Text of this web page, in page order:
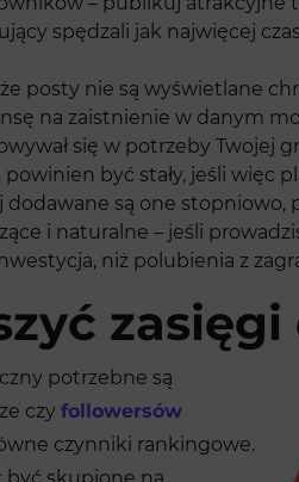
spędzali jak najwięcej
posty nie są wyświetlane
na zaistnienie w danym
się w potrzeby Twojej
być stały, jeśli więc
są one stopniowo,
i naturalne – jeśli
niż polubienia z
potrzebne są
czy followersów
czynniki rankingowe.